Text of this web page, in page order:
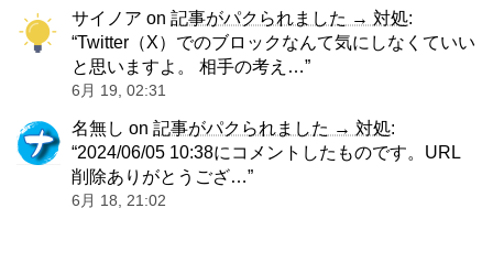
サイノア on 記事がパクられました → 対処:
“Twitter（X）でのブロックなんて気にしなくていい
と思いますよ。 相手の考え…”
6月 19, 02:31
名無し on 記事がパクられました → 対処:
“2024/06/05 10:38にコメントしたものです。URL
削除ありがとうござ…”
6月 18, 21:02